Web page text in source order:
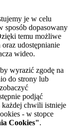
je w celu
sposób dopasowany
temu możliwe
udostępnianie
wideo.
wyrazić zgodę na
do strony lub
podjąć
każdej chwili istnieje
- w stopce
Cookies".